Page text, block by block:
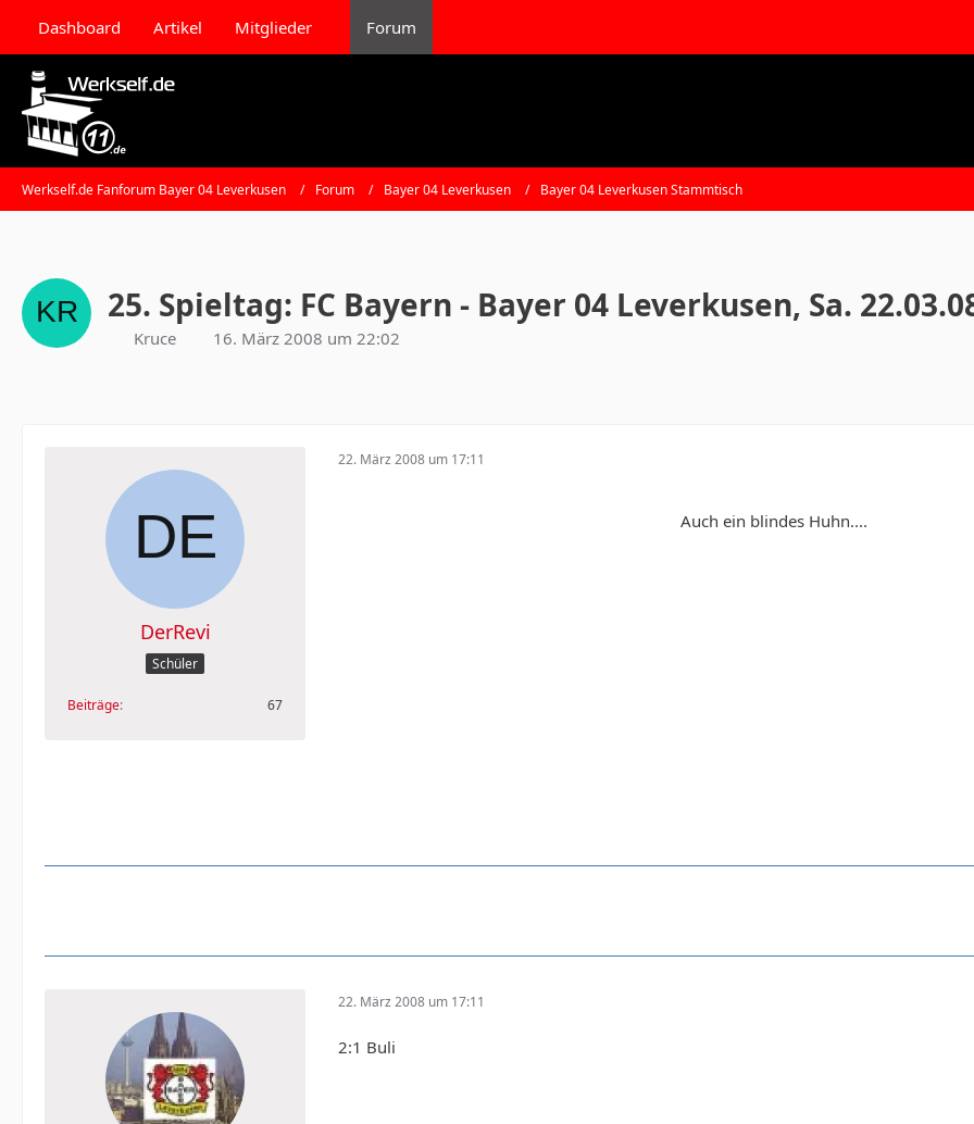
Dashboard Artikel Mitglieder Forum
Werkself.de Fanforum Bayer 04 Leverkusen Forum Bayer 04 Leverkusen Bayer 04 Leverkusen Stammtisch
25. Spieltag: FC Bayern - Bayer 04 Leverkusen, Sa.
Kruce 16. März 2008 um 22:02
DerRevi
Schüler
Beiträge 67
22. März 2008 um 17:11
Auch ein blindes Huhn....
22. März 2008 um 17:11
2:1 Buli